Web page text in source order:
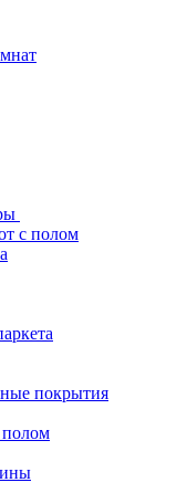
с полом
покрытия
полом